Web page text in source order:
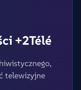
+2Télé
telewizyjne